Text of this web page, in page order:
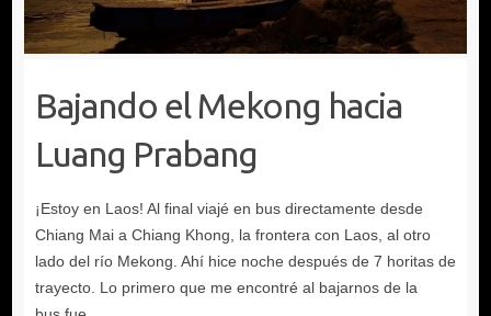
Bajando el Mekong hacia
Luang Prabang